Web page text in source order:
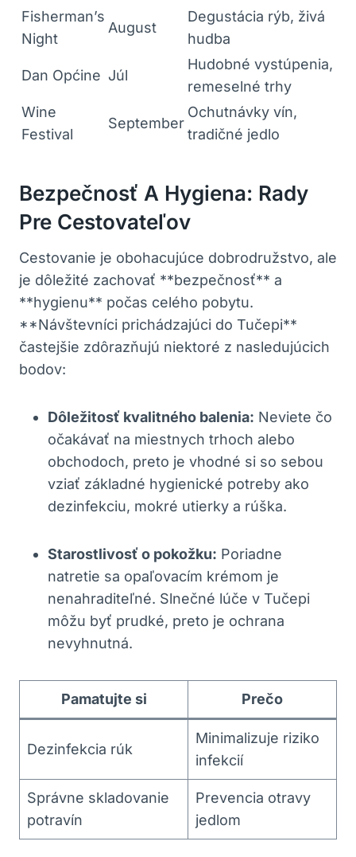
Fisherman’s
Night
August
Degustácia rýb, živá
hudba
Dan Općine Júl
Hudobné vystúpenia,
remeselné trhy
Wine
Festival
September
Ochutnávky vín,
tradičné jedlo
Bezpečnosť A Hygiena: Rady
Pre Cestovateľov
Cestovanie je obohacujúce dobrodružstvo, ale
je dôležité zachovať **bezpečnosť** a
**hygienu** počas celého pobytu.
**Návštevníci prichádzajúci do Tučepi**
častejšie zdôrazňujú niektoré z nasledujúcich
bodov:
Dôležitosť kvalitného balenia: Neviete čo
očakávať na miestnych trhoch alebo
obchodoch, preto je vhodné si so sebou
vziať základné hygienické potreby ako
dezinfekciu, mokré utierky a rúška.
Starostlivosť o pokožku: Poriadne
natretie sa opaľovacím krémom je
nenahraditeľné. Slnečné lúče v Tučepi
môžu byť prudké, preto je ochrana
nevyhnutná.
Pamatujte si Prečo
Dezinfekcia rúk
Minimalizuje riziko
infekcií
Správne skladovanie
potravín
Prevencia otravy
jedlom